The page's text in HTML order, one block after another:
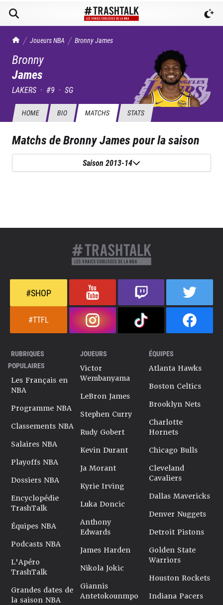
TrashTalk Actu NBA
Joueurs NBA BronnyJames
Bronny
James
LAKERS · #9 · SG
HOME BIO MATCHS STATS
Matchs deBronny Jamespour la saison
Saison 2013-14
#SHOP
#TTFL
RUBRIQUES
POPULAIRES
Les Français en
NBA
Programme NBA
Classements NBA
Salaires NBA
Playoffs NBA
Dossiers NBA
Encyclopédie
TrashTalk
Équipes NBA
Podcasts NBA
L'Apéro
TrashTalk
Grandes dates de
la saison NBA
JOUEURS
Victor
Wembanyama
LeBron James
Stephen Curry
Rudy Gobert
Kevin Durant
Ja Morant
Kyrie Irving
Luka Doncic
Anthony
Edwards
James Harden
Nikola Jokic
Giannis
Antetokounmpo
ÉQUIPES
Atlanta Hawks
Boston Celtics
Brooklyn Nets
Charlotte
Hornets
Chicago Bulls
Cleveland
Cavaliers
Dallas Mavericks
Denver Nuggets
Detroit Pistons
Golden State
Warriors
Houston Rockets
Indiana Pacers